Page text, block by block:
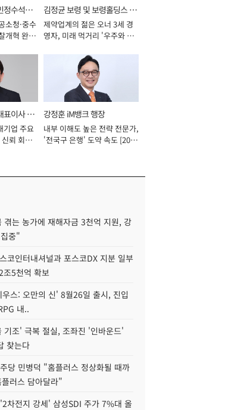
정수석비
소청·중수
개혁 완수
김정균 보령 및 보령홀딩스 대
표이사 사장
제약업계의 젊은 오너 3세 경
영자, 미래 먹거리 '우주와 헬
표이사 사
기업 주요
뢰 회복
강정훈 iM뱅크 행장
내부 이해도 높은 전략 전문가,
'전국구 은행' 도약 속도 [2026
겪는 농가에 재해자금 3천억 지원, 강
중"
코인터내셔널과 포스코DX 지분 일부
조5천억 확보
스: 오만의 신' 8월26일 출시, 진입
내..
기조' 극복 절실, 조좌진 '인바운드'
찾는다
당 민병덕 "홈플러스 정상화될 때까
러스 담아달라"
차전지 강세' 삼성SDI 주가 7%대 올